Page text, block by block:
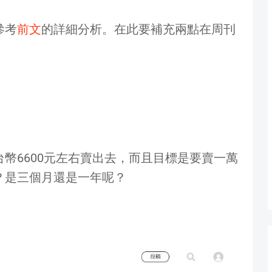
考前文的詳細分析。在此要補充兩點在周刊
6600元左右賣出去，而且目標是要賣一萬
三個月還是一年呢？